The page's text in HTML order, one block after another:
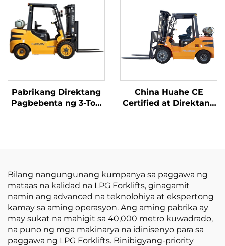
na Ginawa sa Tsina ay
may Makatwirang
Presyo
Pabrikang Direktang
Pagbebenta ng 3-Ton
China Huahe CE
Certified at Direktang
Bilang nangungunang kumpanya sa paggawa ng
mataas na kalidad na LPG Forklifts, ginagamit
namin ang advanced na teknolohiya at ekspertong
kamay sa aming operasyon. Ang aming pabrika ay
may sukat na mahigit sa 40,000 metro kuwadrado,
na puno ng mga makinarya na idinisenyo para sa
paggawa ng LPG Forklifts. Binibigyang-priority